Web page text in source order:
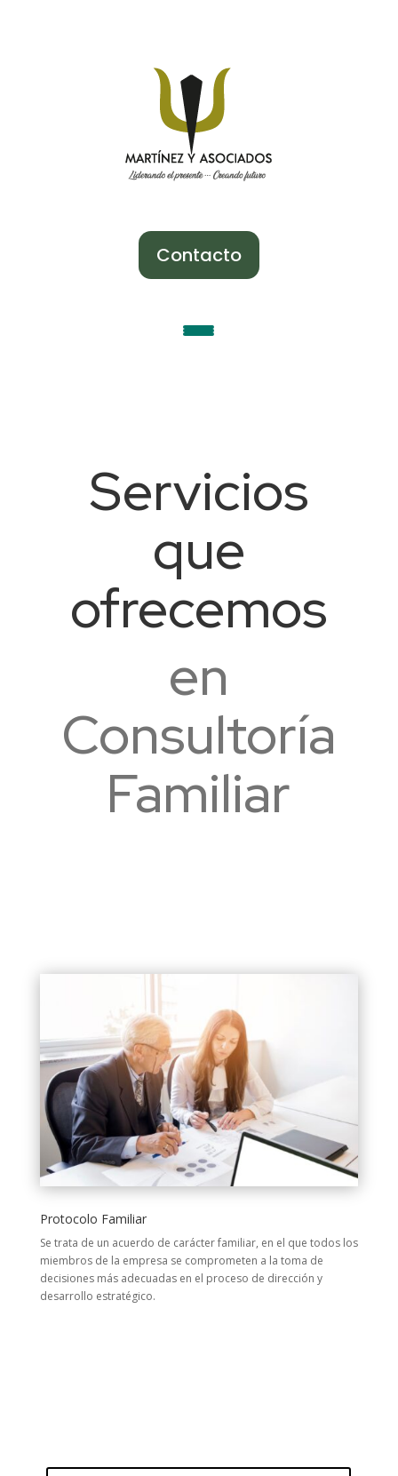
Contacto
Servicios
que
ofrecemos
en
Consultoría
Familiar
Protocolo Familiar
Se trata de un acuerdo de carácter familiar, en el que todos los
miembros de la empresa se comprometen a la toma de
decisiones más adecuadas en el proceso de dirección y
desarrollo estratégico.